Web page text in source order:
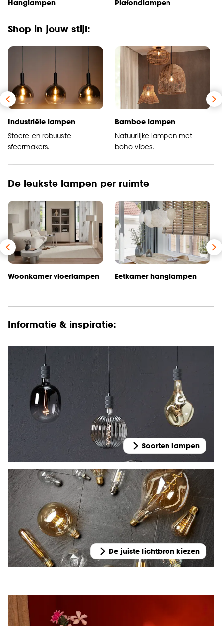
Hanglampen Plafondlampen
Shop in jouw stijl:
Industriële lampen
Stoere en robuuste
sfeermakers.
Bamboe lampen
Natuurlijke lampen met
boho vibes.
De leukste lampen per ruimte
Woonkamer vloerlampen Eetkamer hanglampen
Informatie & inspiratie:
Soorten lampen
De juiste lichtbron kiezen